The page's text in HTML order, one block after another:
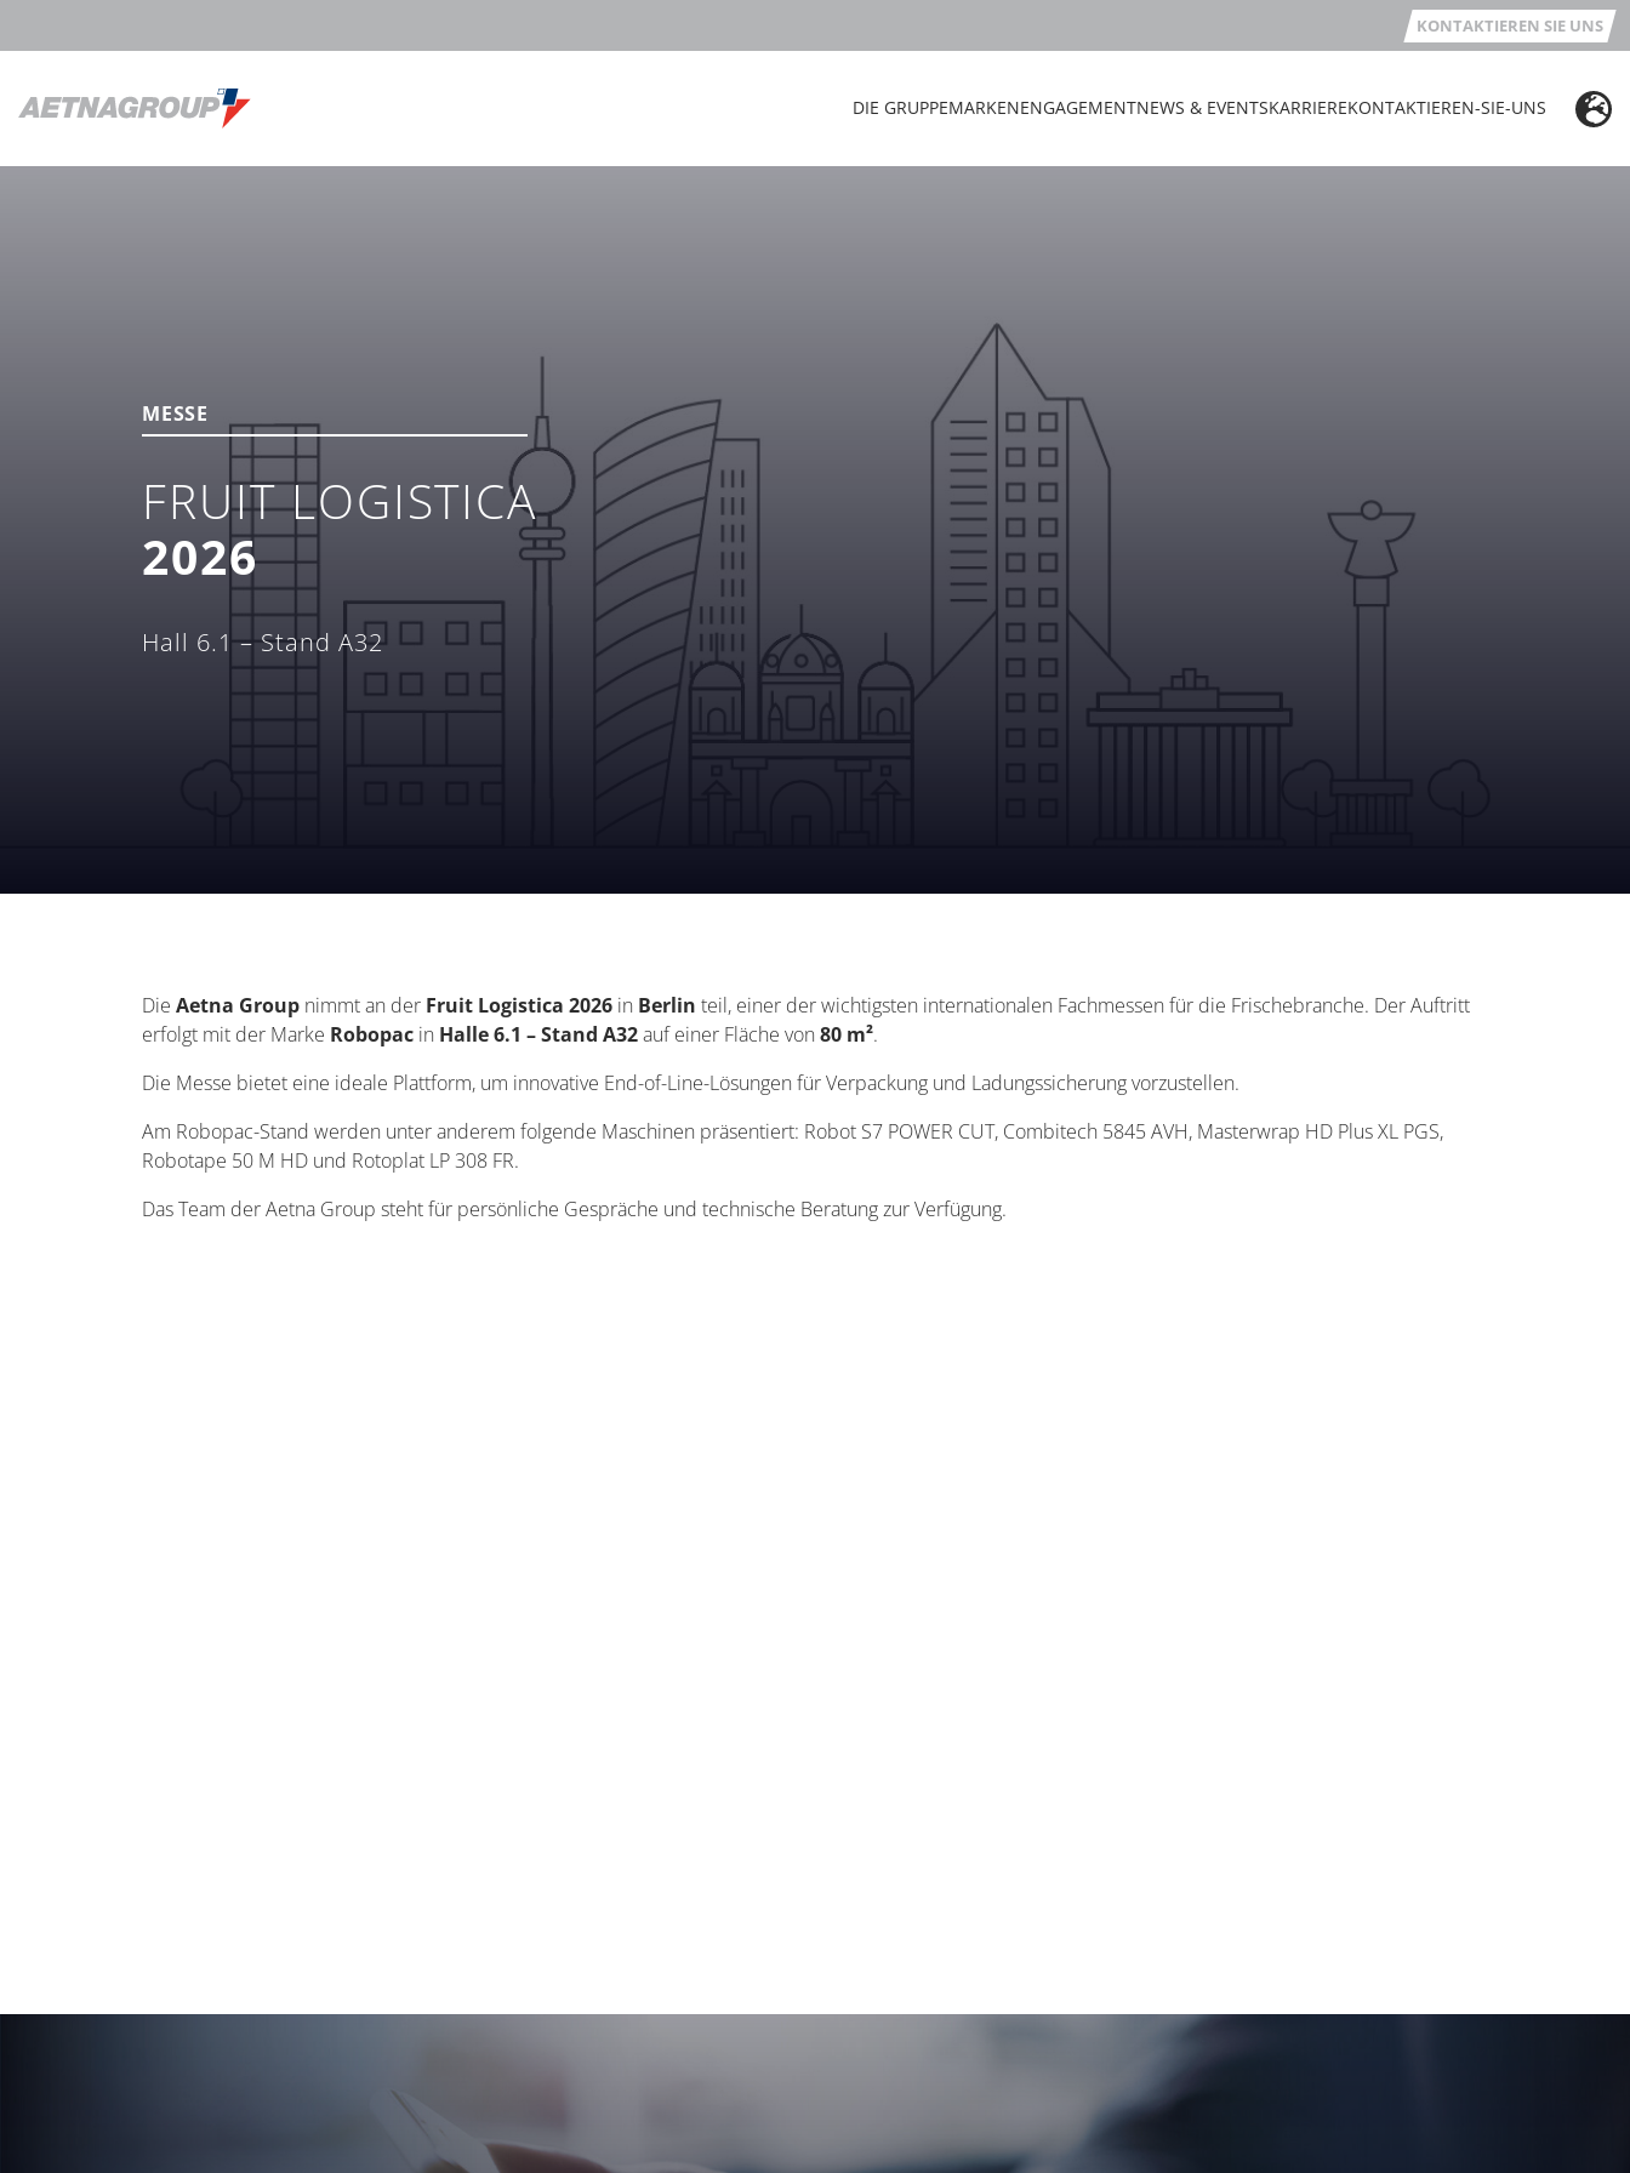
KONTAKTIEREN SIE UNS
DIE GRUPPEMARKENENGAGEMENTNEWS & EVENTSKARRIEREKONTAKTIEREN-SIE-UNS
MESSE
FRUIT LOGISTICA
2026
Hall 6.1 – Stand A32
Die Aetna Group nimmt an der Fruit Logistica 2026 in Berlin teil, einer der wichtigsten internationalen Fachmessen für die Frischebranche. Der Auftritt
erfolgt mit der Marke Robopac in Halle 6.1 – Stand A32auf einer Fläche von 80 m².
Die Messe bietet eine ideale Plattform, um innovative End-of-Line-Lösungen für Verpackung und Ladungssicherung vorzustellen.
Am Robopac-Stand werden unter anderem folgende Maschinen präsentiert: Robot S7 POWER CUT, Combitech 5845 AVH, Masterwrap HD Plus XL PGS,
Robotape 50 M HD und Rotoplat LP 308 FR.
Das Team der Aetna Group steht für persönliche Gespräche und technische Beratung zur Verfügung.